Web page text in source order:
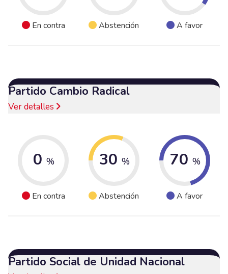
En contra Abstención A favor
Partido Cambio Radical
Ver detalles
0 %
En contra
30 %
Abstención
70 %
A favor
Partido Social de Unidad Nacional